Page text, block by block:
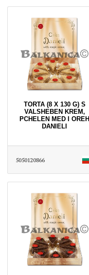
TORTA (8 X 130 G) S
VALSHEBEN KREM,
PCHELEN MED I OREH
DANIELI
5050120866